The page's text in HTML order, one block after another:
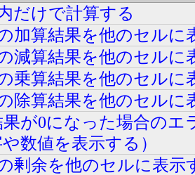
だけで計算する
加算結果を他のセルに
減算結果を他のセルに
乗算結果を他のセルに
除算結果を他のセルに
が0になった場合のエ
数値を表示する）
剰余を他のセルに表示